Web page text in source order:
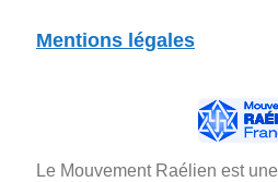
Mentions légales
Le Mouvement Raélien est